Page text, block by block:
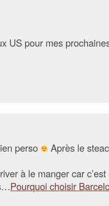
US pour mes
perso
Après le
à le manger car
Pourquoi choisir